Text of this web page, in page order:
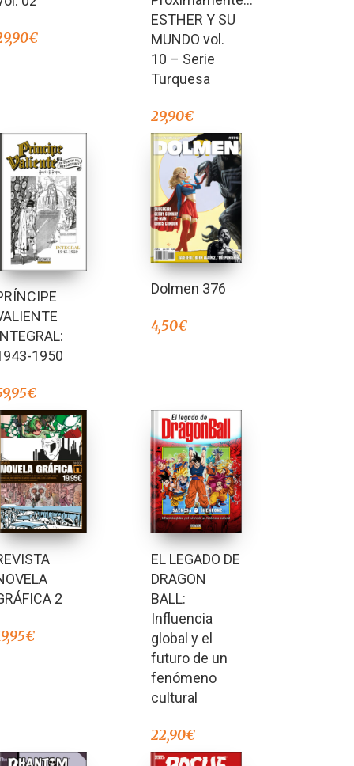
€
ESTHER Y SU
MUNDO vol.
10 – Serie
Turquesa
29,90€
1950
€
Dolmen 376
4,50€
2
€
EL LEGADO DE
DRAGON
BALL:
Influencia
global y el
futuro de un
fenómeno
cultural
22,90€